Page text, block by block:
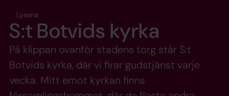
Lyssna
S:t Botvids kyrka
På klippan ovanför stadens torg står S:t
Botvids kyrka, där vi firar gudstjänst varje
vecka. Mitt emot kyrkan finns